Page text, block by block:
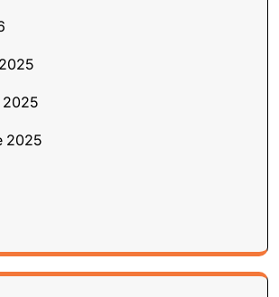
2025
2025